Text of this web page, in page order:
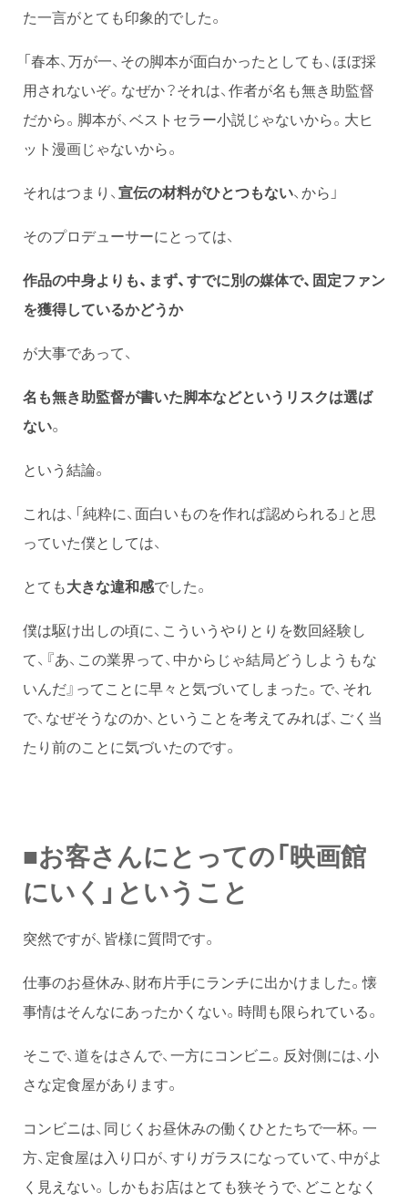
た一言がとても印象的でした。
「春本、万が一、その脚本が面白かったとしても、ほぼ採
用されないぞ。なぜか？それは、作者が名も無き助監督
だから。脚本が、ベストセラー小説じゃないから。大ヒ
ット漫画じゃないから。
それはつまり、宣伝の材料がひとつもない、から」
そのプロデューサーにとっては、
作品の中身よりも、まず、すでに別の媒体で、固定ファン
を獲得しているかどうか
が大事であって、
名も無き助監督が書いた脚本などというリスクは選ば
ない。
という結論。
これは、「純粋に、面白いものを作れば認められる」と思
っていた僕としては、
とても大きな違和感でした。
僕は駆け出しの頃に、こういうやりとりを数回経験し
て、『あ、この業界って、中からじゃ結局どうしようもな
いんだ』ってことに早々と気づいてしまった。で、それ
で、なぜそうなのか、ということを考えてみれば、ごく当
たり前のことに気づいたのです。
■お客さんにとっての「映画館
にいく」ということ
突然ですが、皆様に質問です。
仕事のお昼休み、財布片手にランチに出かけました。懐
事情はそんなにあったかくない。時間も限られている。
そこで、道をはさんで、一方にコンビニ。反対側には、小
さな定食屋があります。
コンビニは、同じくお昼休みの働くひとたちで一杯。一
方、定食屋は入り口が、すりガラスになっていて、中がよ
く見えない。しかもお店はとても狭そうで、どことなく